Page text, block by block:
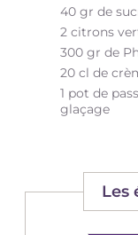
40 gr de
2 citrons
300 gr de
20 cl de
1 pot de
glaçage
Les